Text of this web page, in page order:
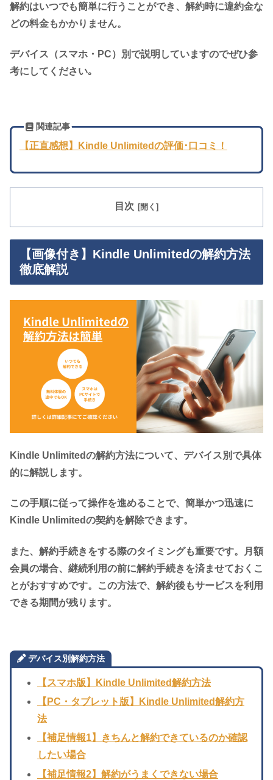
解約はいつでも簡単に行うことができ、解約時に違約金な
どの料金もかかりません。
デバイス（スマホ・PC）別で説明していますのでぜひ参
考にしてください｡
関連記事
【正直感想】Kindle Unlimitedの評価･口コミ！
目次
【画像付き】Kindle Unlimitedの解約方法
徹底解説
Kindle Unlimitedの解約方法について、デバイス別で具体
的に解説します。
この手順に従って操作を進めることで、簡単かつ迅速に
Kindle Unlimitedの契約を解除できます。
また、解約手続きをする際のタイミングも重要です。月額
会員の場合、継続利用の前に解約手続きを済ませておくこ
とがおすすめです。この方法で、解約後もサービスを利用
できる期間が残ります。
デバイス別解約方法
【スマホ版】Kindle Unlimited解約方法
【PC・タブレット版】Kindle Unlimited解約方
法
【補足情報1】きちんと解約できているのか確認
したい場合
【補足情報2】解約がうまくできない場合